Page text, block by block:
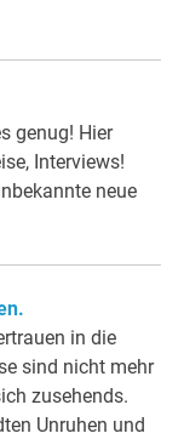
genug! Hier
Interviews!
neue
in die
sind nicht mehr
zusehends.
Unruhen und